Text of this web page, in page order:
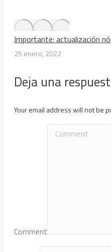
Importante: actualización
25 enero, 2022
Deja una
Your email address will not be
Comment